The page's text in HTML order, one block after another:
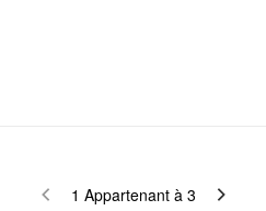
1 Appartenant à 3